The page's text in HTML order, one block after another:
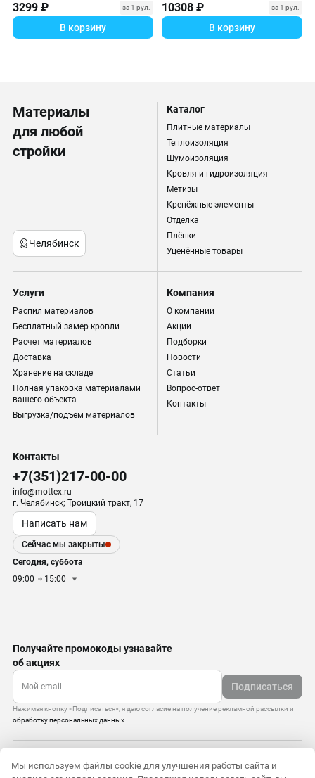
3299 ₽ за 1 рул.
В корзину
10308 ₽ за 1 рул.
В корзину
Материалы
для любой
стройки
Челябинск
Каталог
Плитные материалы
Теплоизоляция
Шумоизоляция
Кровля и гидроизоляция
Метизы
Крепёжные элементы
Отделка
Плёнки
Уценённые товары
Услуги
Распил материалов
Бесплатный замер кровли
Расчет материалов
Доставка
Хранение на складе
Полная упаковка материалами
вашего объекта
Выгрузка/подъем материалов
Компания
О компании
Акции
Подборки
Новости
Статьи
Вопрос-ответ
Контакты
Контакты
+7(351)217-00-00
info@mottex.ru
г. Челябинск; Троицкий тракт, 17
Написать нам
Сейчас мы закрыты
Сегодня, суббота
09:00
15:00
Получайте промокоды узнавайте
об акциях
Подписаться
Нажимая кнопку «Подписаться», я даю согласие на получение рекламной рассылки и
обработку персональных данных
Политика конфиденциальности
Мы используем файлы cookie для улучшения работы сайта и